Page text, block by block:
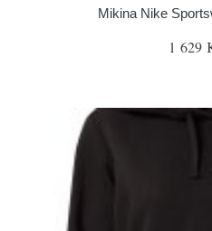
Mikina Nike
1 629